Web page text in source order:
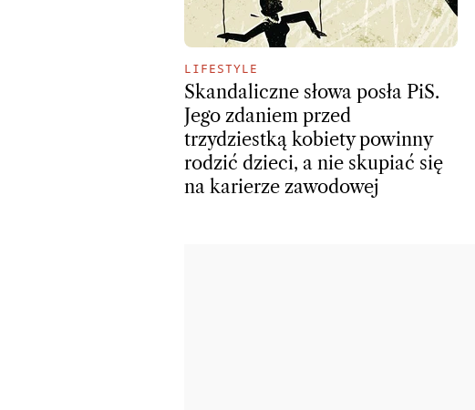
LIFESTYLE
Skandaliczne słowa posła PiS.
Jego zdaniem przed
trzydziestką kobiety powinny
rodzić dzieci, a nie skupiać się
na karierze zawodowej